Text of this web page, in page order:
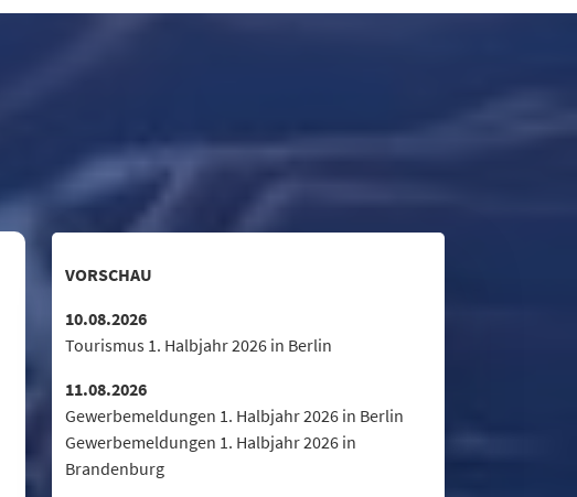
VORSCHAU
10.08.2026
Tourismus 1. Halbjahr 2026 in Berlin
11.08.2026
Gewerbemeldungen 1. Halbjahr 2026 in Berlin
Gewerbemeldungen 1. Halbjahr 2026 in
Brandenburg